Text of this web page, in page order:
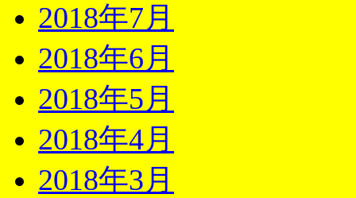
2018年7月
2018年6月
2018年5月
2018年4月
2018年3月